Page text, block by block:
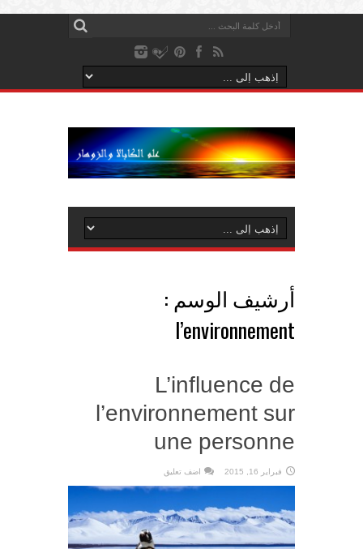
أرشيف الوسم :
l’environnement
L’influence de
l’environnement sur
une personne
فبراير 16, 2015 اضف تعليق